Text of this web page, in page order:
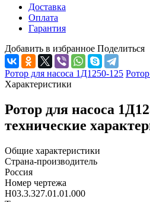
Доставка
Оплата
Гарантия
Добавить в избранное Поделиться
Ротор для насоса 1Д1250-125
Характеристики
Ротор для насоса
технические
Общие характеристики
Страна-производитель
Россия
Номер чертежа
Н03.3.327.01.01.000